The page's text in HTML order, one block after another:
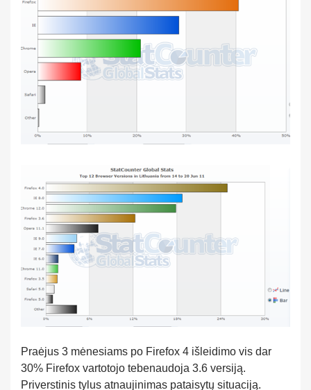
Praėjus 3 mėnesiams po Firefox 4 išleidimo vis dar
30% Firefox vartotojo tebenaudoja 3.6 versiją.
Priverstinis tylus atnaujinimas pataisytų situaciją.